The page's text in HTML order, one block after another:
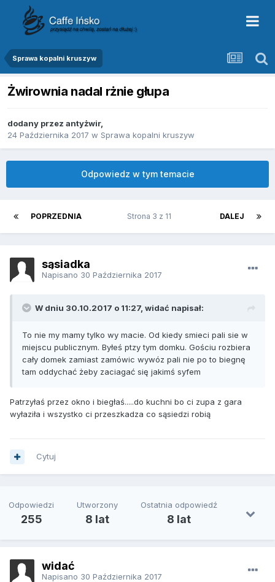
Sprawa kopalni kruszyw
Żwirownia nadal rżnie głupa
dodany przez antyżwir,
24 Października 2017 w Sprawa kopalni kruszyw
Odpowiedz w tym temacie
POPRZEDNIA DALEJ
Strona 3 z 11
sąsiadka
Napisano 30 Października 2017
W dniu 30.10.2017 o 11:27, widać napisał:
To nie my mamy tylko wy macie. Od kiedy smieci pali sie w
miejscu publicznym. Byłeś ptzy tym domku. Gościu rozbiera
cały domek zamiast zamówic wywóz pali nie po to biegnę
tam oddychać żeby zaciagać się jakimś syfem
Patrzyłaś przez okno i biegłaś.....do kuchni bo ci zupa z gara
wyłaziła i wszystko ci przeszkadza co sąsiedzi robią
Cytuj
Odpowiedzi
255
Utworzony
8 lat
Ostatnia odpowiedź
8 lat
widać
Napisano 30 Października 2017